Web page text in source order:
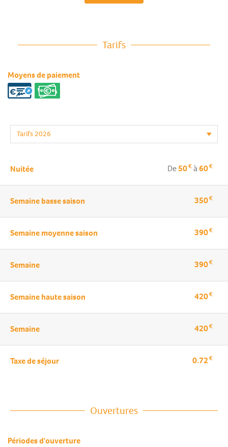
Tarifs
Moyens de paiement
Nuitée De50€à60€
Semaine basse saison 350€
Semaine moyenne saison 390€
Semaine 390€
Semaine haute saison 420€
Semaine 420€
Taxe de séjour 0.72€
Ouvertures
Périodes d'ouverture